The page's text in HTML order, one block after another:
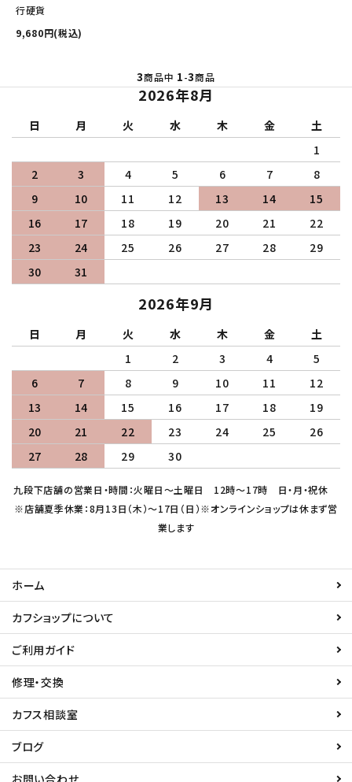
行硬貨
9,680円(税込)
3商品中 1-3商品
2026年8月
日 月 火 水 木 金
土
1
2
3 4 5 6 7
8
9
10 11 12 13 14
15
16
17 18 19 20 21
22
23
24 25 26 27 28
29
30
31
2026年9月
日 月 火 水 木 金
土
1
2 3 4
5
6
7 8 9 10 11
12
13
14 15 16 17 18
19
20
21 22 23 24 25
26
27
28 29 30
九段下店舗の営業日・時間：火曜日～土曜日 12時～17時 日・月・祝休
※店舗夏季休業：8月13日（木）～17日（日）※オンラインショップは休まず営
業します
ホーム
カフショップについて
ご利用ガイド
修理・交換
カフス相談室
ブログ
お問い合わせ